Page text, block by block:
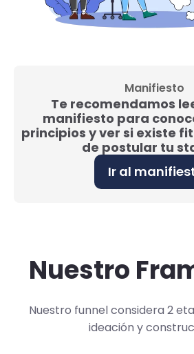
Manifiesto
Te recomendamos
manifiesto para
principios y ver si existe
de postular tu
Ir al
Nuestro
Nuestro funnel considera 2
ideación y